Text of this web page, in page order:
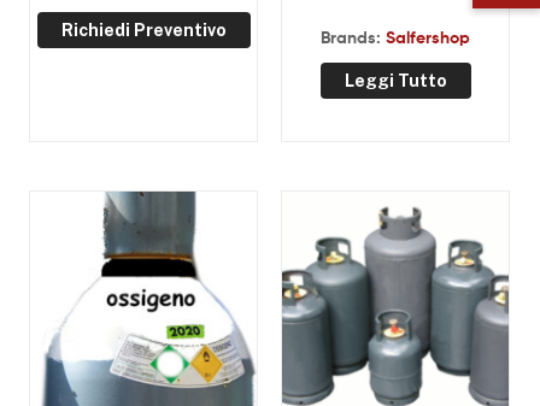
Richiedi Preventivo Brands: Salfershop
Leggi Tutto